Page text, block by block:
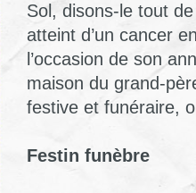
Sol, disons-le tout
atteint d’un cancer
l’occasion de son
maison du grand-
festive et funéraire,
Festin funèbre